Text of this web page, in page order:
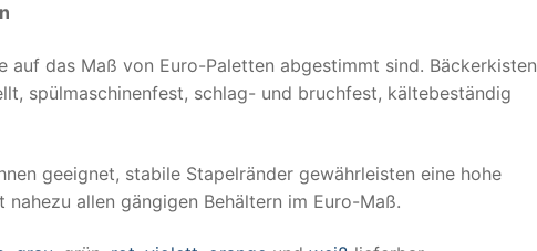
auf das Maß von Euro-Paletten abgestimmt sind. Bäckerkisten
spülmaschinenfest, schlag- und bruchfest, kältebeständig
geeignet, stabile Stapelränder gewährleisten eine hohe
allen gängigen Behältern im Euro-Maß.